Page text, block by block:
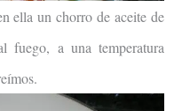
ella un chorro de aceite de
fuego, a una temperatura